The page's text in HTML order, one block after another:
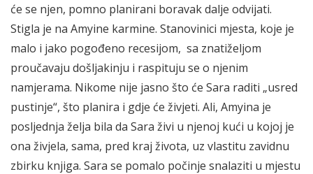
će se njen, pomno planirani boravak dalje odvijati.
Stigla je na Amyine karmine. Stanovinici mjesta, koje je
malo i jako pogođeno recesijom, sa znatiželjom
proučavaju došljakinju i raspituju se o njenim
namjerama. Nikome nije jasno što će Sara raditi „usred
pustinje“, što planira i gdje će živjeti. Ali, Amyina je
posljednja želja bila da Sara živi u njenoj kući u kojoj je
ona živjela, sama, pred kraj života, uz vlastitu zavidnu
zbirku knjiga. Sara se pomalo počinje snalaziti u mjestu